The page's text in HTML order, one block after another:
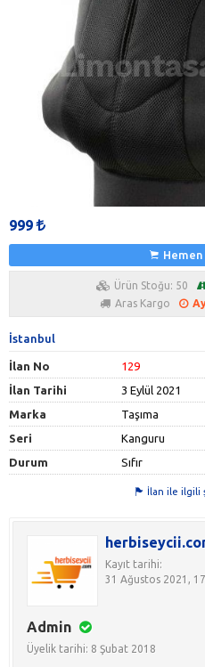
999
Hemen
Ürün Stoğu: 50
Aras Kargo
İstanbul
İlan No
129
İlan Tarihi
3 Eylül 2021
Marka
Taşıma
Seri
Kanguru
Durum
Sıfır
İlan ile ilgili
Kayıt tarihi:
31 Ağustos 2021,
Admin
Üyelik tarihi: 8 Şubat 2018